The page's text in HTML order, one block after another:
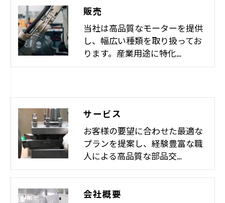
販売
当社は高品質なモーターを提供
し、幅広い種類を取り扱ってお
ります。産業用途に特化…
サービス
お客様の要望に合わせた最適な
プランを提案し、経験豊富な職
人による高品質な部品交…
会社概要